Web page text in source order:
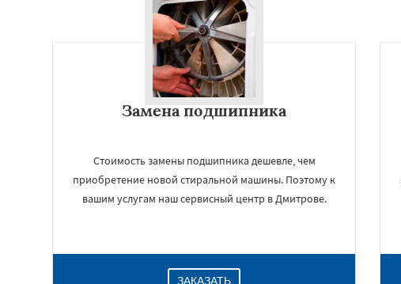
Замена подшипника
Стоимость замены подшипника дешевле, чем
приобретение новой стиральной машины. Поэтому к
вашим услугам наш сервисный центр в Дмитрове.
ЗАКАЗАТЬ